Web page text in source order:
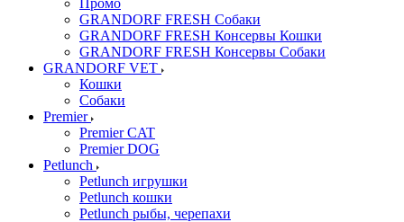
Промо
GRANDORF FRESH Собаки
GRANDORF FRESH Консервы Кошки
GRANDORF FRESH Консервы Собаки
GRANDORF VET
Кошки
Собаки
Premier
Premier CAT
Premier DOG
Petlunch
Petlunch игрушки
Petlunch кошки
Petlunch рыбы, черепахи